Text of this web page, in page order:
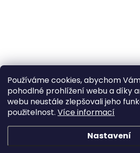
Používáme cookies, abychom
pohodlné prohlížení webu a díky
webu neustále zlepšovali jeho
použitelnost. Více informací
Nastavení